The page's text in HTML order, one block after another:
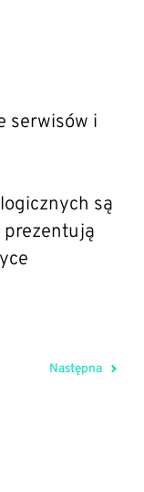
serwisów i
są
Następna